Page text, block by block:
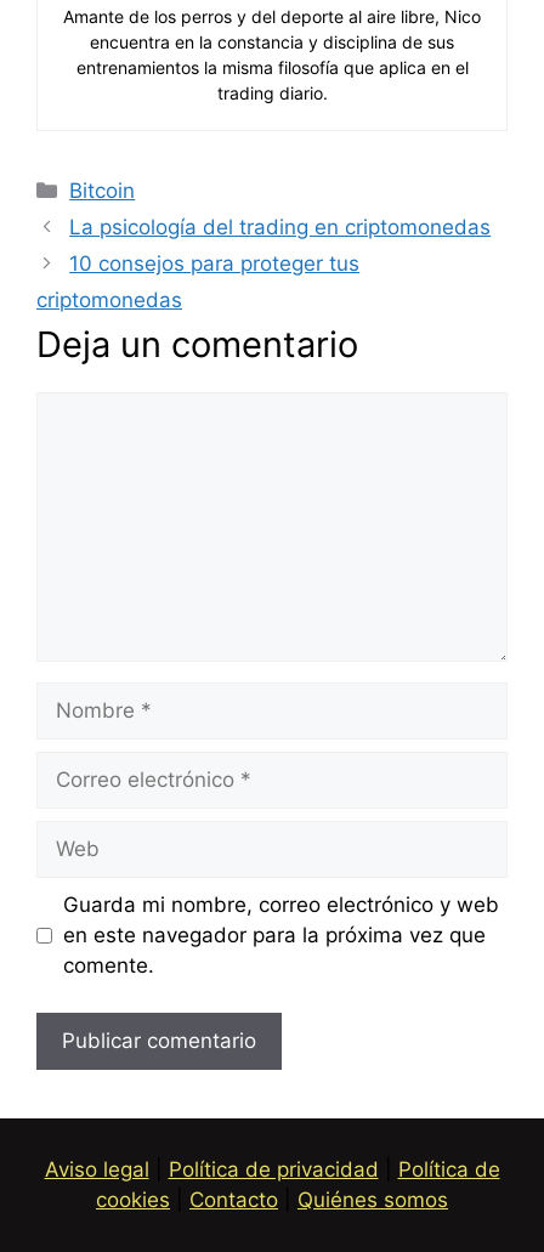
Amante de los perros y del deporte al aire libre, Nico
encuentra en la constancia y disciplina de sus
entrenamientos la misma filosofía que aplica en el
trading diario.
Categorías
Bitcoin
La psicología del trading en criptomonedas
10 consejos para proteger tus
criptomonedas
Deja un comentario
Nombre
Correo
Web
Guarda mi nombre, correo electrónico y web
en este navegador para la próxima vez que
comente.
Aviso legal Política de privacidad
Política de
cookies
Contacto Quiénes somos